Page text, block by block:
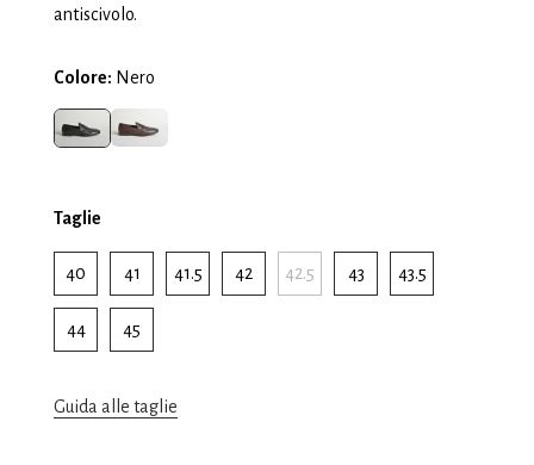
antiscivolo.
Colore: Nero
Taglie
40 41 41.5 42 42.5 43 43.5
44 45
Guida alle taglie